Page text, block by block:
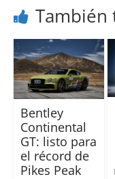
También
Bentley
Continental
GT: listo para
el récord de
Pikes Peak